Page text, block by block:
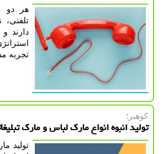
هر دو
دارند
تجربه
کوهبر؛
تولید انبوه انواع مارک لباس و مارک
تولید